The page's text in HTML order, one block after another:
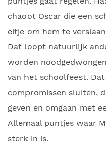
chaoot Oscar die een
eitje om hem te
Dat loopt natuurlijk
worden
van het schoolfeest.
compromissen sluiten,
geven en omgaan met
Allemaal puntjes waar
sterk in is.